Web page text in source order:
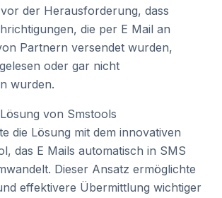
der Herausforderung, dass
die per E Mail an
Partnern versendet wurden,
oder gar nicht
wurden.
von Smstools
die Lösung mit dem innovativen
das E Mails automatisch in SMS
Dieser Ansatz ermöglichte
effektivere Übermittlung wichtiger